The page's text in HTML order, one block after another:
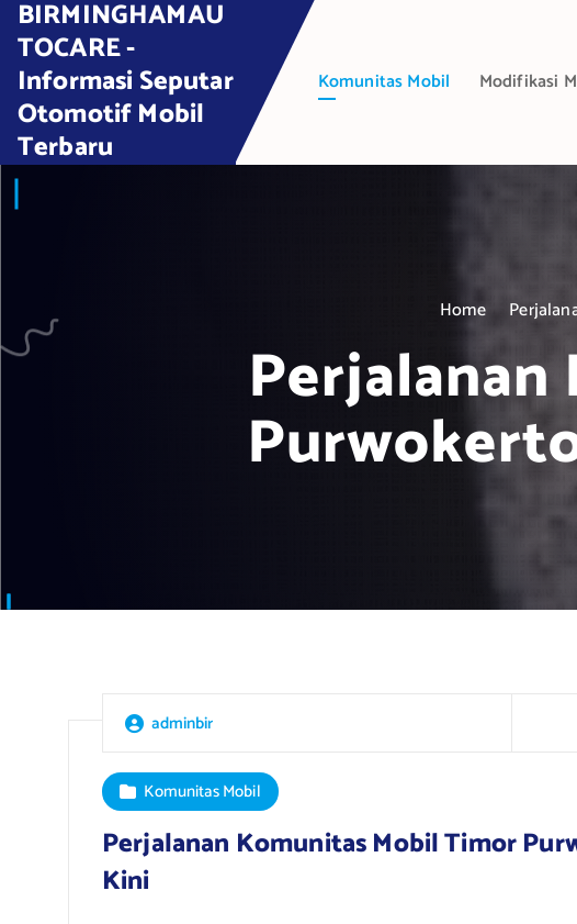
t
BIRMINGHAMAU
TOCARE -
Informasi Seputar
Otomotif Mobil
Terbaru
Komunitas Mobil Modifikasi
Home
adminbir
Komunitas Mobil
Perjalanan Komunitas Mobil Timor
Kini